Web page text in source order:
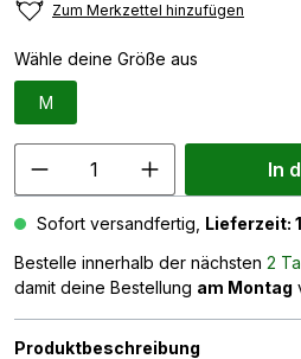
Zum Merkzettel hinzufügen
Wähle deine Größe aus
M
In
Sofort versandfertig, Lieferzeit:
Bestelle innerhalb der nächsten 2
damit deine Bestellung am Montag
Produktbeschreibung